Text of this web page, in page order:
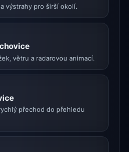
výstrahy pro širší okolí.
větru a radarovou animací.
přechod do přehledu